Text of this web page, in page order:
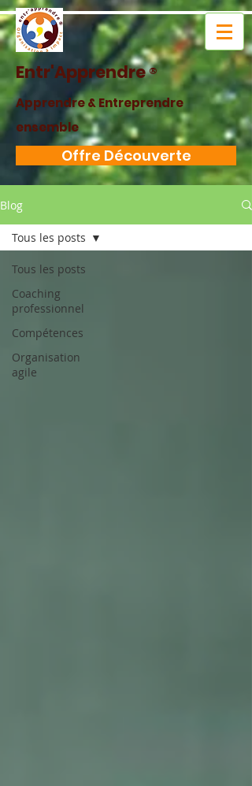
Entr'Apprendre®
Apprendre & Entreprendre
ensemble
Offre Découverte
Blog
Tous les posts
Coaching
professionnel
Compétences
Organisation
agile
Tous les posts